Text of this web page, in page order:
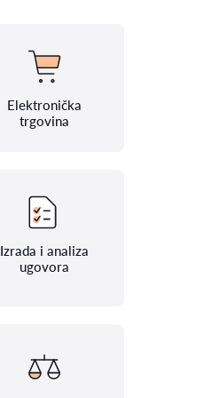
Elektronička
trgovina
Izrada i analiza
ugovora